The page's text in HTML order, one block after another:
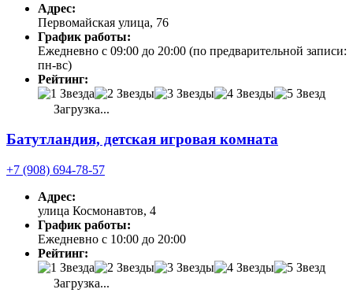
Адрес:
Первомайская улица, 76
График работы:
Ежедневно с 09:00 до 20:00 (по предварительной записи:
пн-вс)
Рейтинг:
Загрузка...
Батутландия, детская игровая комната
+7 (908) 694-78-57
Адрес:
улица Космонавтов, 4
График работы:
Ежедневно с 10:00 до 20:00
Рейтинг:
Загрузка...